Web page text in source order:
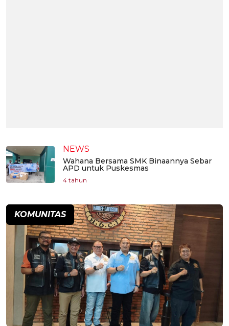
NEWS
Wahana Bersama SMK Binaannya Sebar
APD untuk Puskesmas
4 tahun
KOMUNITAS